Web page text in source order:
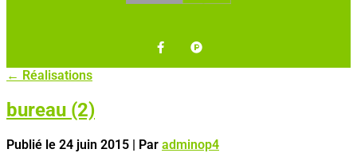
← Réalisations
bureau (2)
Publié le 24 juin 2015 | Par adminop4